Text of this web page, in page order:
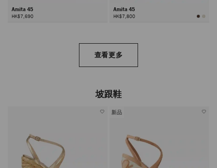
Amita 45
HK$7,690
Amita 45
HK$7,800
查看更多
坡跟鞋
新品